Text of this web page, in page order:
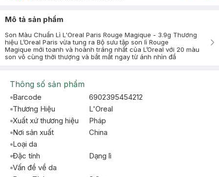
Mô tả sản phẩm
Son Màu Chuẩn Lì L'Oreal Paris Rouge Magique - 3.9g Thương
hiệu L’Oreal Paris vừa tung ra Bộ sưu tập son lì Rouge
Magique mới toanh và hoành tráng nhất của L’Oreal với 20 màu
son vô cùng thời thượng và bắt mắt ngay từ ánh nhìn đầ
Thông số sản phẩm
Barcode
6902395454212
Thương Hiệu
L'Oreal
Xuất xứ thương hiệu
Pháp
Nơi sản xuất
China
Loại da
Đặc tính
Dạng lì
Vấn đề về da